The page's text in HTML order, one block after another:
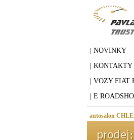
| NOVINKY
| KONTAKTY
| VOZY FIAT
| E
autosalon